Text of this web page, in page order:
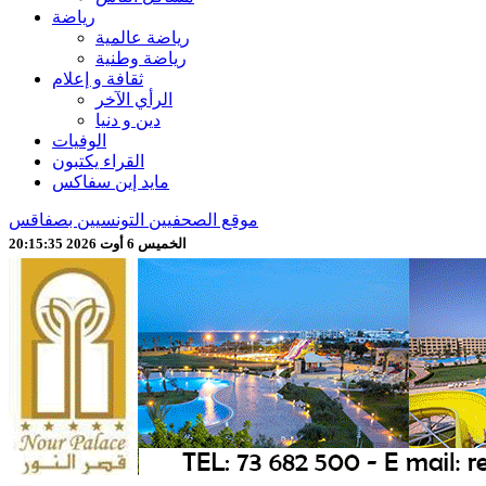
رياضة
رياضة عالمية
رياضة وطنية
ثقافة و إعلام
الرأي الآخر
دين و دنيا
الوفيات
القراء يكتبون
مايد إين سفاكس
موقع الصحفيين التونسيين بصفاقس
الخميس 6 أوت 2026 20:15:37